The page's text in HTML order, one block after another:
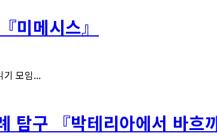
미메시스』
기 모임...
탐구 『박테리아에서 바